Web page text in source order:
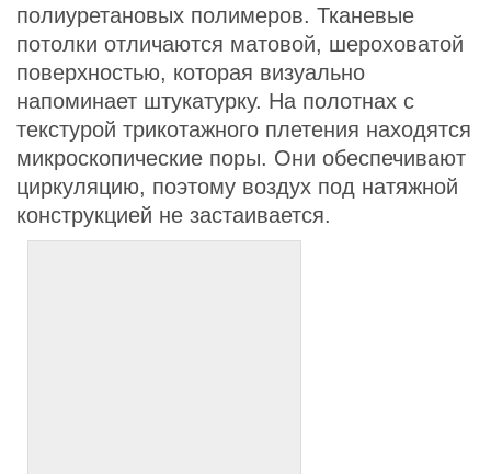
полиуретановых полимеров. Тканевые
потолки отличаются матовой, шероховатой
поверхностью, которая визуально
напоминает штукатурку. На полотнах с
текстурой трикотажного плетения находятся
микроскопические поры. Они обеспечивают
циркуляцию, поэтому воздух под натяжной
конструкцией не застаивается.